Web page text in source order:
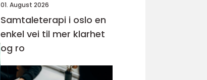
01. August 2026
Samtaleterapi i oslo en
enkel vei til mer klarhet
og ro